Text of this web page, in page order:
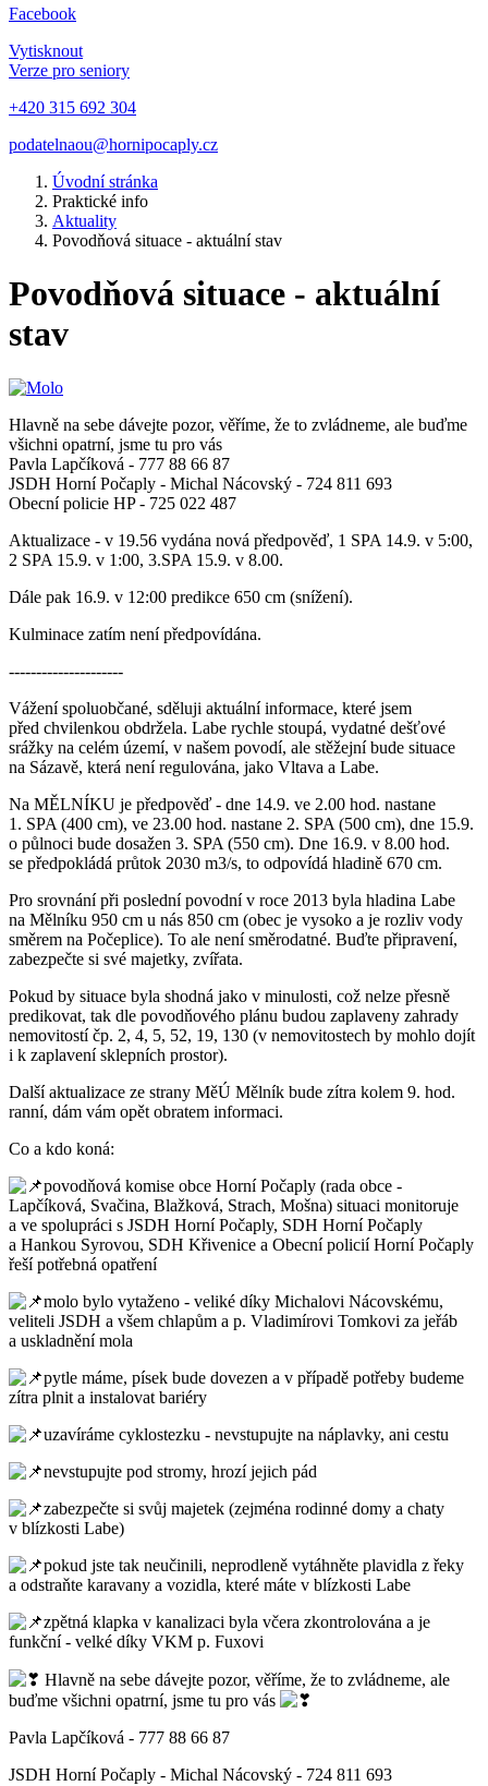
Facebook
Vytisknout
Verze pro seniory
+420 315 692 304
podatelnaou@hornipocaply.cz
Úvodní stránka
Praktické info
Aktuality
Povodňová situace - aktuální stav
Povodňová situace - aktuální
stav
Hlavně na sebe dávejte pozor, věříme, že to zvládneme, ale buďme
všichni opatrní, jsme tu pro vás
Pavla Lapčíková - 777 88 66 87
JSDH Horní Počaply - Michal Nácovský - 724 811 693
Obecní policie HP - 725 022 487
Aktualizace - v 19.56 vydána nová předpověď, 1 SPA 14.9. v 5:00,
2 SPA 15.9. v 1:00, 3.SPA 15.9. v 8.00.
Dále pak 16.9. v 12:00 predikce 650 cm (snížení).
Kulminace zatím není předpovídána.
---------------------
Vážení spoluobčané, sděluji aktuální informace, které jsem
před chvilenkou obdržela. Labe rychle stoupá, vydatné dešťové
srážky na celém území, v našem povodí, ale stěžejní bude situace
na Sázavě, která není regulována, jako Vltava a Labe.
Na MĚLNÍKU je předpověď - dne 14.9. ve 2.00 hod. nastane
1. SPA (400 cm), ve 23.00 hod. nastane 2. SPA (500 cm), dne 15.9.
o půlnoci bude dosažen 3. SPA (550 cm). Dne 16.9. v 8.00 hod.
se předpokládá průtok 2030 m3/s, to odpovídá hladině 670 cm.
Pro srovnání při poslední povodní v roce 2013 byla hladina Labe
na Mělníku 950 cm u nás 850 cm (obec je vysoko a je rozliv vody
směrem na Počeplice). To ale není směrodatné. Buďte připravení,
zabezpečte si své majetky, zvířata.
Pokud by situace byla shodná jako v minulosti, což nelze přesně
predikovat, tak dle povodňového plánu budou zaplaveny zahrady
nemovitostí čp. 2, 4, 5, 52, 19, 130 (v nemovitostech by mohlo dojít
i k zaplavení sklepních prostor).
Další aktualizace ze strany MěÚ Mělník bude zítra kolem 9. hod.
ranní, dám vám opět obratem informaci.
Co a kdo koná:
povodňová komise obce Horní Počaply (rada obce -
Lapčíková, Svačina, Blažková, Strach, Mošna) situaci monitoruje
a ve spolupráci s JSDH Horní Počaply, SDH Horní Počaply
a Hankou Syrovou, SDH Křivenice a Obecní policií Horní Počaply
řeší potřebná opatření
molo bylo vytaženo - veliké díky Michalovi Nácovskému,
veliteli JSDH a všem chlapům a p. Vladimírovi Tomkovi za jeřáb
a uskladnění mola
pytle máme, písek bude dovezen a v případě potřeby budeme
zítra plnit a instalovat bariéry
uzavíráme cyklostezku - nevstupujte na náplavky, ani cestu
nevstupujte pod stromy, hrozí jejich pád
zabezpečte si svůj majetek (zejména rodinné domy a chaty
v blízkosti Labe)
pokud jste tak neučinili, neprodleně vytáhněte plavidla z řeky
a odstraňte karavany a vozidla, které máte v blízkosti Labe
zpětná klapka v kanalizaci byla včera zkontrolována a je
funkční - velké díky VKM p. Fuxovi
Hlavně na sebe dávejte pozor, věříme, že to zvládneme, ale
buďme všichni opatrní, jsme tu pro vás
Pavla Lapčíková - 777 88 66 87
JSDH Horní Počaply - Michal Nácovský - 724 811 693